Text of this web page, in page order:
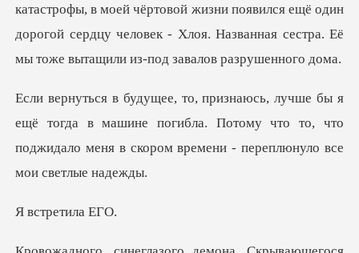
овой жизни появился ещё один
дорогой сердцу человек - Хлоя. Назва
тогда в машине погибла. Потому что то, что
поджидало мен
ретил